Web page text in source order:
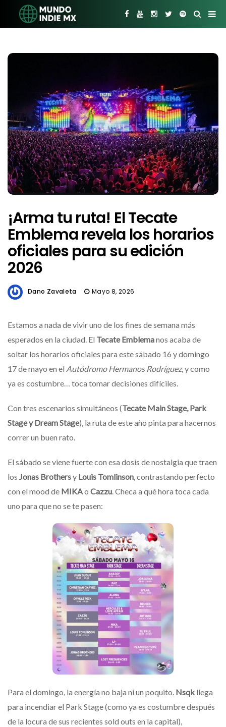
​¡Arma tu ruta! El Tecate
Emblema revela los horarios
oficiales para su edición
2026
Dano Zavaleta Mayo 8, 2026
Estamos a nada de vivir uno de los fines de semana más
esperados en la ciudad. El Tecate Emblemanos acaba de
soltar los horarios oficiales para este sábado 16 y domingo
17 de mayo en el Autódromo Hermanos Rodríguez, y como
ya es costumbre… toca tomar decisiones difíciles.
​Con tres escenarios simultáneos (Tecate Main Stage, Park
Stage y Dream Stage), la ruta de este año pinta para hacernos
correr un buen rato.
​El sábado se viene fuerte con esa dosis de nostalgia que traen
los Jonas Brothersy Louis Tomlinson, contrastando perfecto
con el mood de MIKAo Cazzu. Checa a qué hora toca cada
uno para que no se te pasen:
​Para el domingo, la energía no baja ni un poquito. Nsqk llega
para incendiar el Park Stage (como ya es costumbre después
de la locura de sus recientes sold outs en la capital),